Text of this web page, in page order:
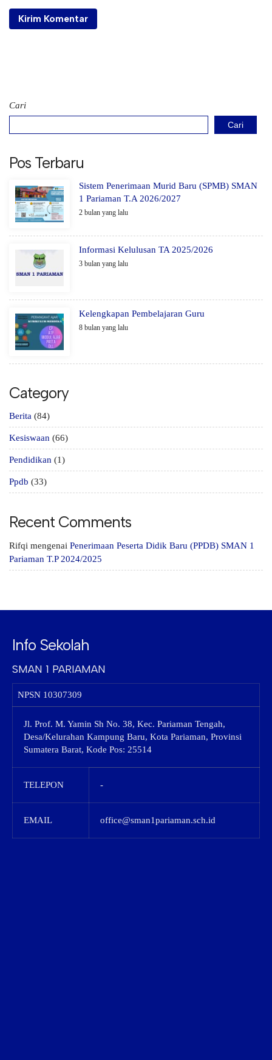
Cari
Cari
Pos Terbaru
Sistem Penerimaan Murid Baru (SPMB) SMAN
1 Pariaman T.A 2026/2027
2 bulan yang lalu
Informasi Kelulusan TA 2025/2026
3 bulan yang lalu
Kelengkapan Pembelajaran Guru
8 bulan yang lalu
Category
Berita (84)
Kesiswaan (66)
Pendidikan (1)
Ppdb (33)
Recent Comments
Rifqi mengenai Penerimaan Peserta Didik Baru (PPDB) SMAN 1
Pariaman T.P 2024/2025
Info Sekolah
SMAN 1 PARIAMAN
NPSN 10307309
Jl. Prof. M. Yamin Sh No. 38, Kec. Pariaman Tengah,
Desa/Kelurahan Kampung Baru, Kota Pariaman, Provinsi
Sumatera Barat, Kode Pos: 25514
TELEPON -
EMAIL office@sman1pariaman.sch.id